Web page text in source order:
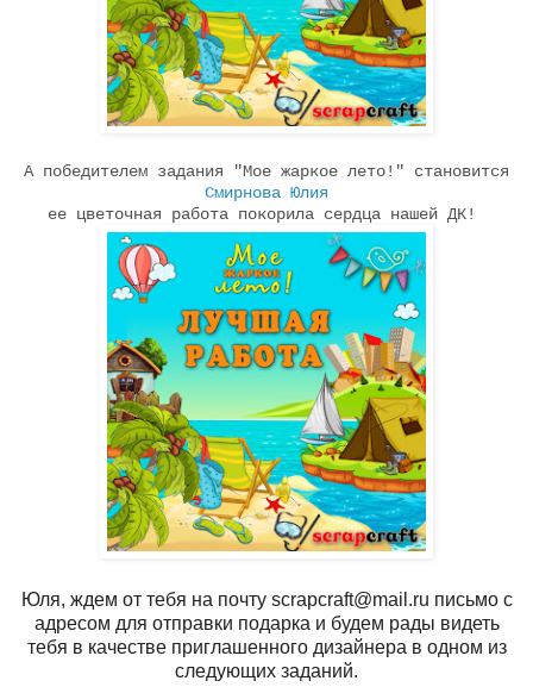
А победителем задания "Мое жаркое лето!" становится
Смирнова Юлия
ее цветочная работа покорила сердца нашей ДК!
Юля, ждем от тебя на почту scrapcraft@mail.ru письмо с
адресом для отправки подарка и будем рады видеть
тебя в качестве приглашенного дизайнера в одном из
следующих заданий.